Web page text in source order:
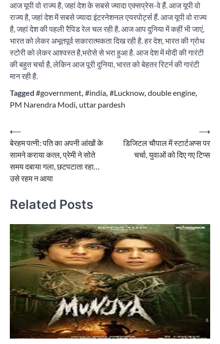
आज यूपी वो राज्य है, जहां देश के सबसे ज्यादा एक्सप्रेस-वे हैं. आज यूपी वो
राज्य है, जहां देश में सबसे ज्यादा इंटरनेशनल एयरपोर्ट्स हैं. आज यूपी वो राज्य
है, जहां देश की पहली रैपिड रेल चल रही है. आज आप दुनिया में कहीं भी जाएं,
भारत को लेकर अभूतपूर्व सकारात्मकता दिख रही है. हर देश, भारत की ग्रोथ
स्टोरी को लेकर आश्वस्त है,भरोसे से भरा हुआ है. आज देश में मोदी की गारंटी
की बहुत चर्चा है, लेकिन आज पूरी दुनिया, भारत को बेहतर रिटर्न की गारंटी
मान रही है.
Tagged #government, #india, #Lucknow, double engine,
PM Narendra Modi, uttar pardesh
Post
navigation
⟵
बेरहम पत्नी: पति का अपनी आंखों के
सामने कराया कत्ल, प्रेमी ने सोते
समय दबाया गला, छटपटाता रहा…
उसे रहम न आया
डिजिटल चौपाल में स्टार्टअप्स पर
चर्चा, युवाओं को दिए गए टिप्स
⟶
Related Posts